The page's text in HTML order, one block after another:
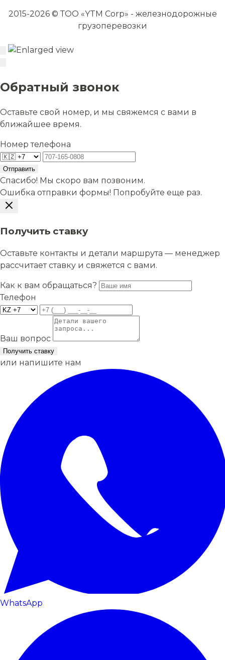
2015-2026 © ТОО «YTM Corp» - железнодорожные
грузоперевозки
Обратный звонок
Оставьте свой номер, и мы свяжемся с вами в
ближайшее время.
Номер телефона
Отправить
Спасибо! Мы скоро вам позвоним.
Ошибка отправки формы! Попробуйте еще раз.
Получить ставку
Оставьте контакты и детали маршрута — менеджер
рассчитает ставку и свяжется с вами.
Как к вам обращаться?
Телефон
Ваш вопрос
Получить ставку
или напишите нам
WhatsApp